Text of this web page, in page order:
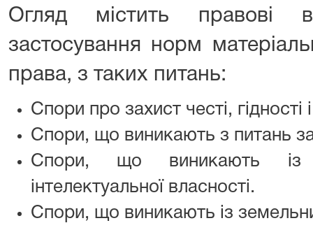
Огляд містить правові
застосування норм
права, з таких питань:
Спори про захист честі, гідності
Спори, що виникають з питань
Спори, що виникають із
інтелектуальної власності.
Спори, що виникають із